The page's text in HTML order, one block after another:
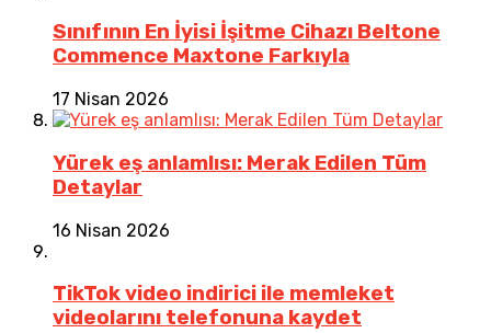
Sınıfının En İyisi İşitme Cihazı Beltone
Commence Maxtone Farkıyla
17 Nisan 2026
Yürek eş anlamlısı: Merak Edilen Tüm
Detaylar
16 Nisan 2026
TikTok video indirici ile memleket
videolarını telefonuna kaydet